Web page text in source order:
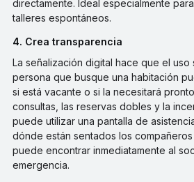
directamente. Ideal especialmente
talleres espontáneos.
4. Crea transparencia
La señalización digital hace que el uso
persona que busque una habitación
si está vacante o si la necesitará
consultas, las reservas dobles y la
puede utilizar una pantalla de
dónde están sentados los
puede encontrar inmediatamente al
emergencia.